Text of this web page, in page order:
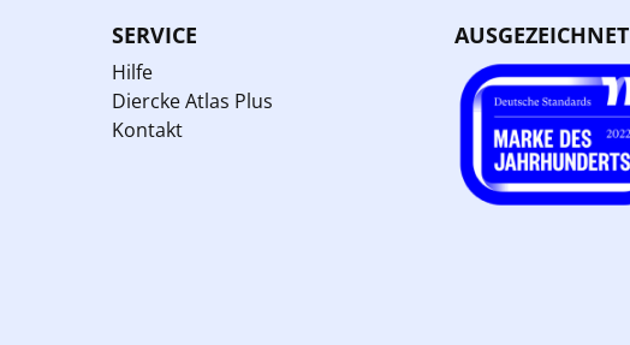
SERVICE
Hilfe
Diercke Atlas Plus
Kontakt
AUSGEZEICHNET